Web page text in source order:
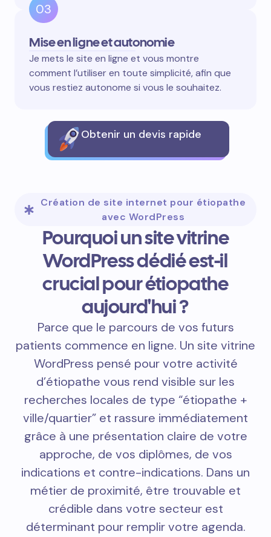
03
Mise en ligne et autonomie
Je mets le site en ligne et vous montre
comment l’utiliser en toute simplicité, afin que
vous restiez autonome si vous le souhaitez.
Obtenir un devis rapide
Création de site internet pour étiopathe
avec WordPress
Pourquoi un site vitrine
WordPress dédié est-il
crucial pour étiopathe
aujourd'hui ?
Parce que le parcours de vos futurs
patients commence en ligne. Un site vitrine
WordPress pensé pour votre activité
d’étiopathe vous rend visible sur les
recherches locales de type “étiopathe +
ville/quartier” et rassure immédiatement
grâce à une présentation claire de votre
approche, de vos diplômes, de vos
indications et contre-indications. Dans un
métier de proximité, être trouvable et
crédible dans votre secteur est
déterminant pour remplir votre agenda.